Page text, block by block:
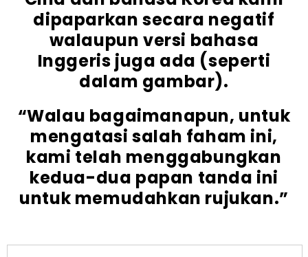
dipaparkan secara negatif
walaupun versi bahasa
Inggeris juga ada (seperti
dalam gambar).
“Walau bagaimanapun, untuk
mengatasi salah faham ini,
kami telah menggabungkan
kedua-dua papan tanda ini
untuk memudahkan rujukan.”